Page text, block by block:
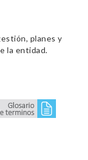
planes y
la entidad.